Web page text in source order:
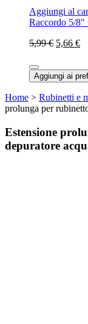
Aggiungi al
Raccordo 5/8"
5,99 € 5,66 €
Aggiungi ai
Home > Rubinetti e
prolunga per
Estensione
depuratore